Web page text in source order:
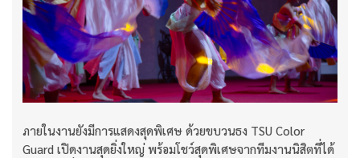
ภายในงานยังมีการแสดงสุดพิเศษ ด้วยขบวนธง TSU Color
Guard เปิดงานสุดยิ่งใหญ่ พร้อมโชว์สุดพิเศษจากทีมงานนิสิตที่ได้